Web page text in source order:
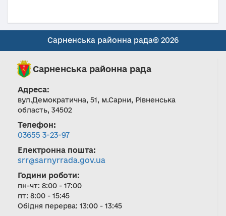
Сарненська районна рада© 2026
Сарненська районна рада
Адреса:
вул.Демократична, 51, м.Сарни, Рівненська
область, 34502
Телефон:
03655 3-23-97
Електронна пошта:
srr@sarnyrrada.gov.ua
Години роботи:
пн-чт: 8:00 - 17:00
пт: 8:00 - 15:45
Обідня перерва: 13:00 - 13:45